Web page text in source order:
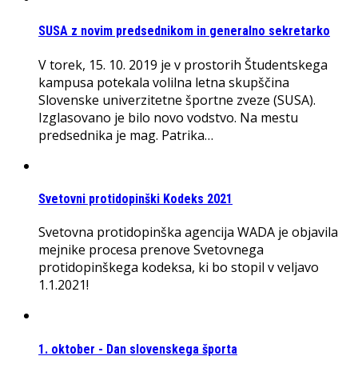
SUSA z novim predsednikom in generalno sekretarko
V torek, 15. 10. 2019 je v prostorih Študentskega
kampusa potekala volilna letna skupščina
Slovenske univerzitetne športne zveze (SUSA).
Izglasovano je bilo novo vodstvo. Na mestu
predsednika je mag. Patrika…
Svetovni protidopinški Kodeks 2021
Svetovna protidopinška agencija WADA je objavila
mejnike procesa prenove Svetovnega
protidopinškega kodeksa, ki bo stopil v veljavo
1.1.2021!
1. oktober - Dan slovenskega športa